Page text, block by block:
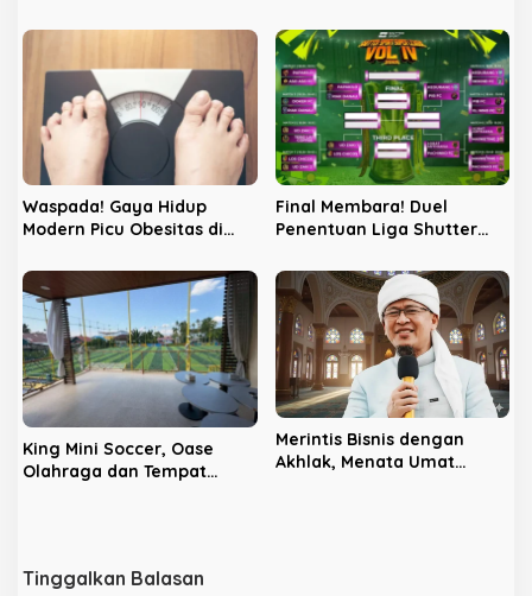
Ruang Digital Seperti
Rumah Sendiri
Waspada! Gaya Hidup
Modern Picu Obesitas di
Mengatasinya
Final Membara! Duel
Penentuan Liga Shutter
King Mini Soccer
King Mini Soccer, Oase
Olahraga dan Tempat
Merintis Bisnis dengan
Akhlak, Menata Umat
Tinggalkan Balasan